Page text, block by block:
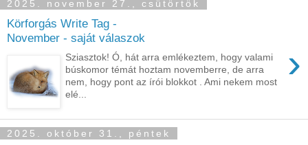
2025. november 27., csütörtök
Körforgás Write Tag -
November - saját válaszok
›
Sziasztok! Ó, hát arra emlékeztem, hogy valami
búskomor témát hoztam novemberre, de arra
nem, hogy pont az írói blokkot . Ami nekem most
elé...
2025. október 31., péntek